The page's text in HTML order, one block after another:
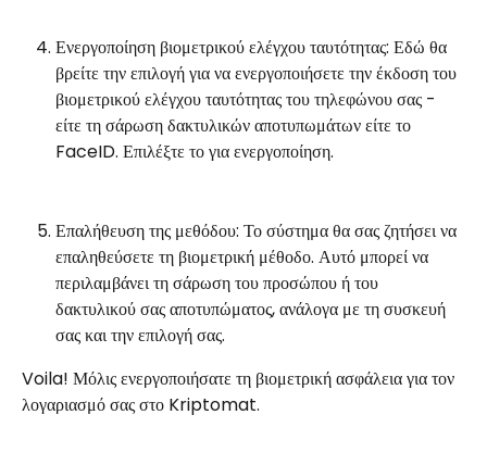
Ενεργοποίηση βιομετρικού ελέγχου ταυτότητας: Εδώ θα
βρείτε την επιλογή για να ενεργοποιήσετε την έκδοση του
βιομετρικού ελέγχου ταυτότητας του τηλεφώνου σας -
είτε τη σάρωση δακτυλικών αποτυπωμάτων είτε το
FaceID. Επιλέξτε το για ενεργοποίηση.
Επαλήθευση της μεθόδου: Το σύστημα θα σας ζητήσει να
επαληθεύσετε τη βιομετρική μέθοδο. Αυτό μπορεί να
περιλαμβάνει τη σάρωση του προσώπου ή του
δακτυλικού σας αποτυπώματος, ανάλογα με τη συσκευή
σας και την επιλογή σας.
Voila! Μόλις ενεργοποιήσατε τη βιομετρική ασφάλεια για τον
λογαριασμό σας στο Kriptomat.